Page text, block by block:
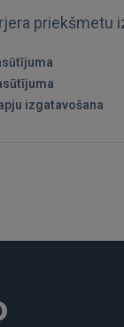
reģistrējies?
priekšmetu
izgatavošana